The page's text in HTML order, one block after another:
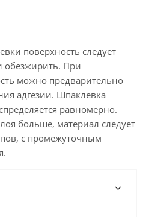
поверхность следует
обезжирить. При
можно предварительно
адгезии. Шпаклевка
равномерно.
больше, материал следует
с промежуточным